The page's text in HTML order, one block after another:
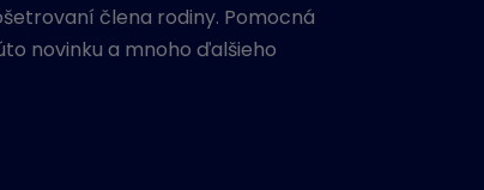
člena rodiny. Pomocná
novinku a mnoho ďalšieho